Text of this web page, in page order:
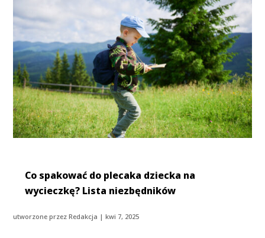
Co spakować do plecaka dziecka na
wycieczkę? Lista niezbędników
utworzone przezRedakcja |kwi 7, 2025